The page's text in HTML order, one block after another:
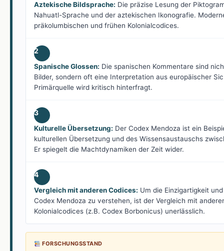
Aztekische Bildsprache: Die präzise Lesung der
Nahuatl-Sprache und der aztekischen Ikonografie.
präkolumbischen und frühen Kolonialcodices.
2
Spanische Glossen: Die spanischen Kommentare sind
Bilder, sondern oft eine Interpretation aus europäischer
Primärquelle wird kritisch hinterfragt.
3
Kulturelle Übersetzung: Der Codex Mendoza ist ein
kulturellen Übersetzung und des Wissensaustauschs
Er spiegelt die Machtdynamiken der Zeit wider.
4
Vergleich mit anderen Codices: Um die Einzigartigkeit
Codex Mendoza zu verstehen, ist der Vergleich mit
Kolonialcodices (z.B. Codex Borbonicus) unerlässlich.
FORSCHUNGSSTAND